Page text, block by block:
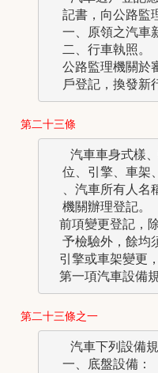
記書，向公路監
一、原領之汽車
  二、行車執照。
公路監理機關於
第二十三條
汽車車身式樣
位、引擎、車架
、汽車所有人名
  機關辦理登記。
前項變更登記，
予檢驗外，餘均
引擎或車架變更
第一項汽車設備
第二十三條之一
汽車下列設備規
  一、底盤設備：